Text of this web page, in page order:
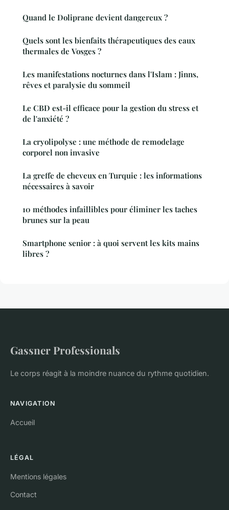
Quand le Doliprane devient dangereux ?
Quels sont les bienfaits thérapeutiques des eaux
thermales de Vosges ?
Les manifestations nocturnes dans l'Islam : Jinns,
rêves et paralysie du sommeil
Le CBD est-il efficace pour la gestion du stress et
de l'anxiété ?
La cryolipolyse : une méthode de remodelage
corporel non invasive
La greffe de cheveux en Turquie : les informations
nécessaires à savoir
10 méthodes infaillibles pour éliminer les taches
brunes sur la peau
Smartphone senior : à quoi servent les kits mains
libres ?
Gassner Professionals
Le corps réagit à la moindre nuance du rythme quotidien.
NAVIGATION
Accueil
LÉGAL
Mentions légales
Contact